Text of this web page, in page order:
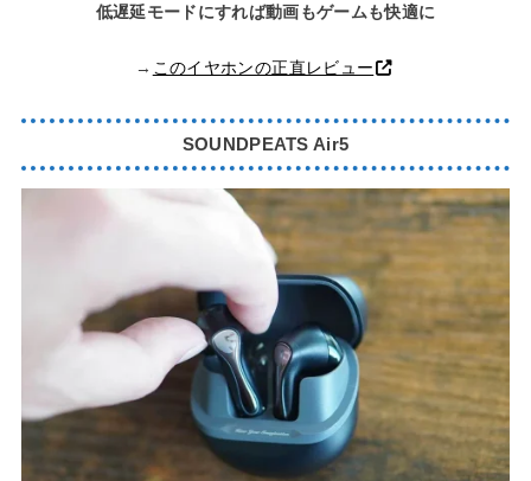
低遅延モードにすれば動画もゲームも快適に
→ このイヤホンの正直レビュー
SOUNDPEATS Air5